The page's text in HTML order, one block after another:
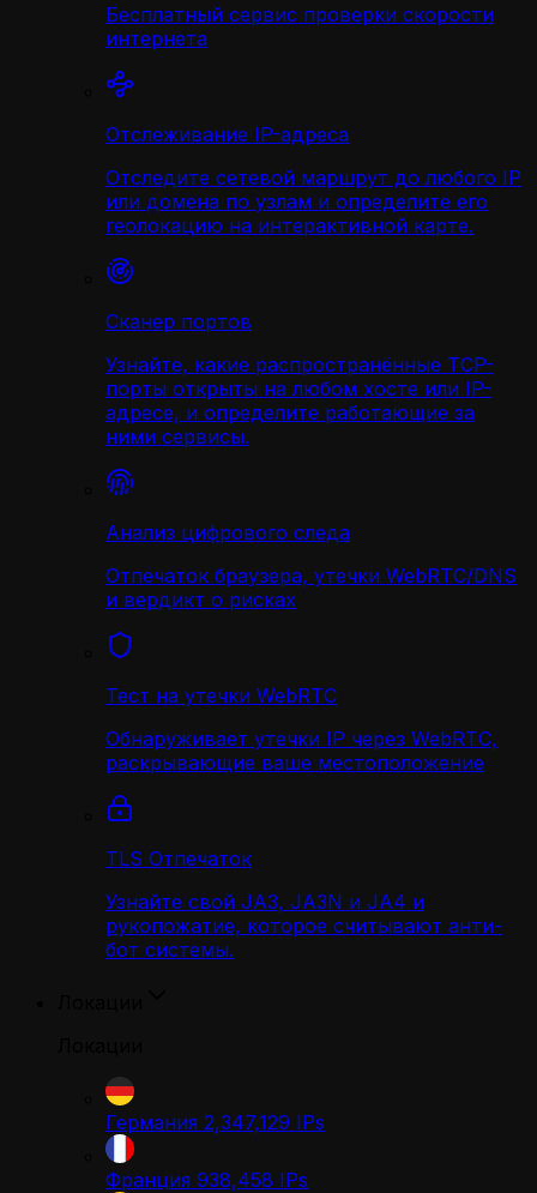
Бесплатный сервис проверки скорости
интернета
Отслеживание IP-адреса
Отследите сетевой маршрут до любого IP
или домена по узлам и определите его
геолокацию на интерактивной карте.
Сканер портов
Узнайте, какие распространённые TCP-
порты открыты на любом хосте или IP-
адресе, и определите работающие за
ними сервисы.
Анализ цифрового следа
Отпечаток браузера, утечки WebRTC/DNS
и вердикт о рисках
Тест на утечки WebRTC
Обнаруживает утечки IP через WebRTC,
раскрывающие ваше местоположение
TLS Отпечаток
Узнайте свой JA3, JA3N и JA4 и
рукопожатие, которое считывают анти-
бот системы.
Германия 2,347,129 IPs
Франция 938,458 IPs